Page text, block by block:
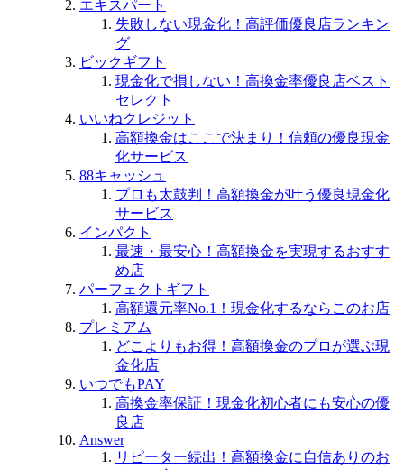
エキスパート
失敗しない現金化！高評価優良店ランキン
グ
ビックギフト
現金化で損しない！高換金率優良店ベスト
セレクト
いいねクレジット
高額換金はここで決まり！信頼の優良現金
化サービス
88キャッシュ
プロも太鼓判！高額換金が叶う優良現金化
サービス
インパクト
最速・最安心！高額換金を実現するおすす
め店
パーフェクトギフト
高額還元率No.1！現金化するならこのお店
プレミアム
どこよりもお得！高額換金のプロが選ぶ現
金化店
いつでもPAY
高換金率保証！現金化初心者にも安心の優
良店
Answer
リピーター続出！高額換金に自信ありのお